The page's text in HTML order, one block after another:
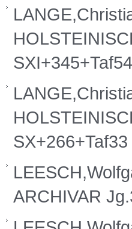
SXI+345+Taf54
SX+266+Taf33
ARCHIVAR